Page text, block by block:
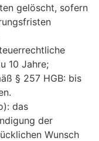
gelöscht, sofern
10 Jahre;
§ 257 HGB: bis
das
der
Wunsch